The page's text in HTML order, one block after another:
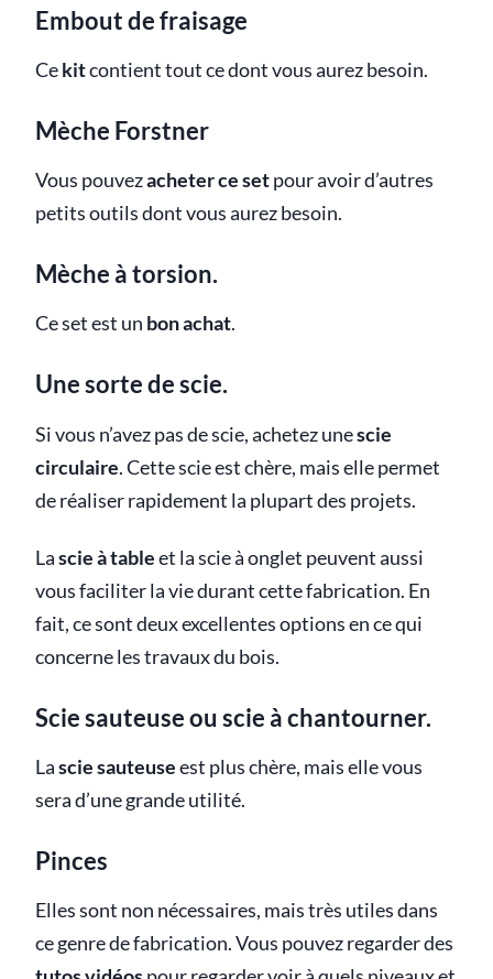
Embout de fraisage
Cekitcontient tout ce dont vous aurez besoin.
Mèche Forstner
Vous pouvezacheter ce setpour avoir d’autres
petits outils dont vous aurez besoin.
Mèche à torsion.
Ce set est un bon achat.
Une sorte de scie.
Si vous n’avez pas de scie, achetez unescie
circulaire. Cette scie est chère, mais elle permet
de réaliser rapidement la plupart des projets.
Lascie à tableet la scie à onglet peuvent aussi
vous faciliter la vie durant cette fabrication. En
fait, ce sont deux excellentes options en ce qui
concerne les travaux du bois.
Scie sauteuse ou scie à chantourner.
Lascie sauteuseest plus chère, mais elle vous
sera d’une grande utilité.
Pinces
Elles sont non nécessaires, mais très utiles dans
ce genre de fabrication. Vous pouvez regarder des